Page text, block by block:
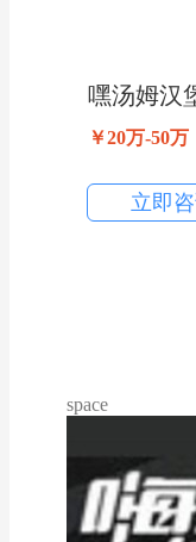
嘿汤姆汉
￥20万-50万
立即
space